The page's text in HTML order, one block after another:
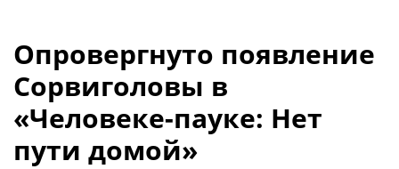
Опровергнуто появление
Сорвиголовы в
«Человеке-пауке: Нет
пути домой»